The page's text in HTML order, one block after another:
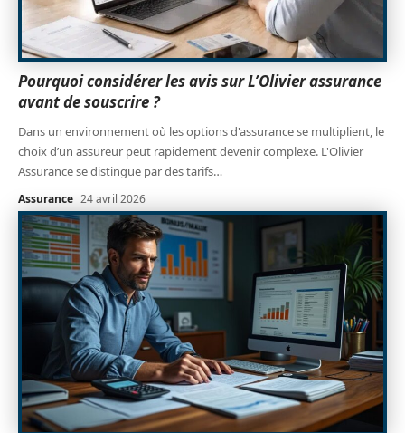
Pourquoi considérer les avis sur L’Olivier assurance
avant de souscrire ?
Dans un environnement où les options d'assurance se multiplient, le
choix d’un assureur peut rapidement devenir complexe. L'Olivier
Assurance se distingue par des tarifs…
Assurance 24 avril 2026